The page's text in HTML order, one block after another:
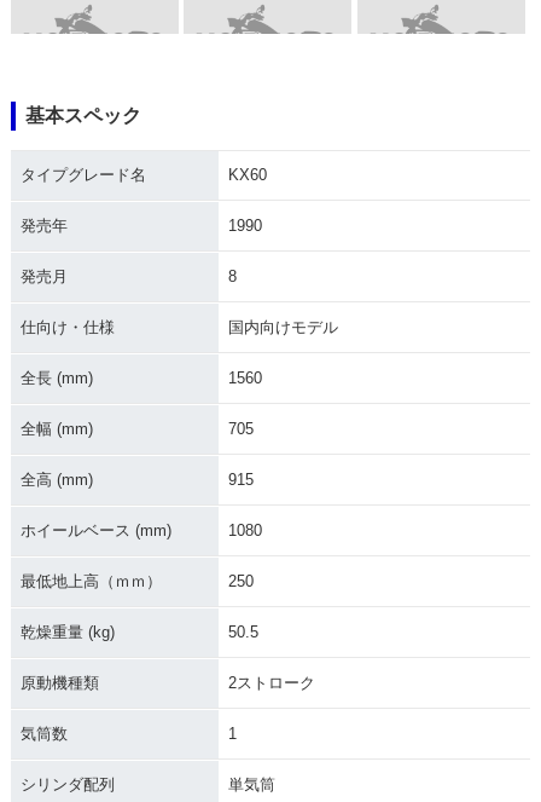
1995年 KX60
1989年 KX60 1988年 KX60
1986年 KX60
基本スペック
タイプグレード名 KX60
発売年 1990
発売月 8
仕向け・仕様 国内向けモデル
全長 (mm) 1560
全幅 (mm) 705
全高 (mm) 915
ホイールベース (mm) 1080
最低地上高（ｍｍ） 250
乾燥重量 (kg) 50.5
原動機種類 2ストローク
気筒数 1
シリンダ配列 単気筒